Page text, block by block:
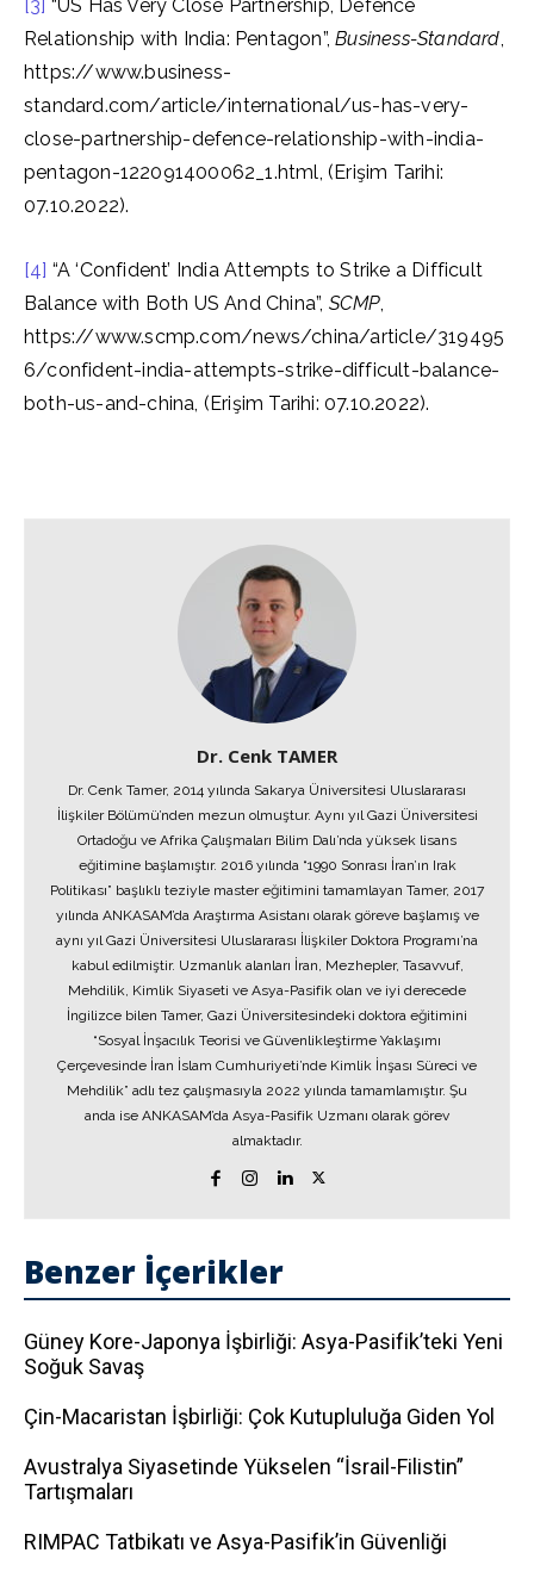
[3] “US Has Very Close Partnership, Defence
Relationship with India: Pentagon”,Business-Standard,
https://www.business-
standard.com/article/international/us-has-very-
close-partnership-defence-relationship-with-india-
pentagon-122091400062_1.html, (Erişim Tarihi:
07.10.2022).
[4] “A ‘Confident’ India Attempts to Strike a Difficult
Balance with Both US And China”, SCMP,
https://www.scmp.com/news/china/article/319495
6/confident-india-attempts-strike-difficult-balance-
both-us-and-china, (Erişim Tarihi: 07.10.2022).
Dr. Cenk TAMER
Dr. Cenk Tamer, 2014 yılında Sakarya Üniversitesi Uluslararası
İlişkiler Bölümü’nden mezun olmuştur. Aynı yıl Gazi Üniversitesi
Ortadoğu ve Afrika Çalışmaları Bilim Dalı’nda yüksek lisans
eğitimine başlamıştır. 2016 yılında “1990 Sonrası İran’ın Irak
Politikası” başlıklı teziyle master eğitimini tamamlayan Tamer, 2017
yılında ANKASAM’da Araştırma Asistanı olarak göreve başlamış ve
aynı yıl Gazi Üniversitesi Uluslararası İlişkiler Doktora Programı’na
kabul edilmiştir. Uzmanlık alanları İran, Mezhepler, Tasavvuf,
Mehdilik, Kimlik Siyaseti ve Asya-Pasifik olan ve iyi derecede
İngilizce bilen Tamer, Gazi Üniversitesindeki doktora eğitimini
“Sosyal İnşacılık Teorisi ve Güvenlikleştirme Yaklaşımı
Çerçevesinde İran İslam Cumhuriyeti’nde Kimlik İnşası Süreci ve
Mehdilik” adlı tez çalışmasıyla 2022 yılında tamamlamıştır. Şu
anda ise ANKASAM’da Asya-Pasifik Uzmanı olarak görev
almaktadır.
Benzer İçerikler
Güney Kore-Japonya İşbirliği: Asya-Pasifik’teki Yeni
Soğuk Savaş
Çin-Macaristan İşbirliği: Çok Kutupluluğa Giden Yol
Avustralya Siyasetinde Yükselen “İsrail-Filistin”
Tartışmaları
RIMPAC Tatbikatı ve Asya-Pasifik’in Güvenliği